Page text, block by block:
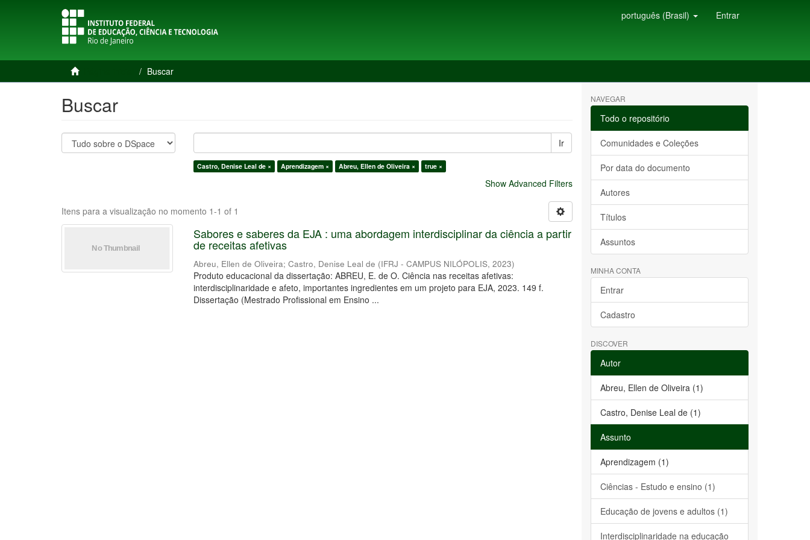
português (Brasil) Entrar
Buscar
Buscar
Ir
Castro, Denise Leal de × Aprendizagem × Abreu, Ellen de Oliveira × true ×
Show Advanced Filters
Itens para a visualização no momento 1-1 of 1
Sabores e saberes da EJA : uma abordagem interdisciplinar da ciência a partir
de receitas afetivas
Abreu, Ellen de Oliveira;Castro, Denise Leal de (IFRJ - CAMPUS NILÓPOLIS,2023)
Produto educacional da dissertação: ABREU, E. de O. Ciência nas receitas afetivas:
interdisciplinaridade e afeto, importantes ingredientes em um projeto para EJA, 2023. 149 f.
Dissertação (Mestrado Profissional em Ensino ...
NAVEGAR
Todo o repositório
Comunidades e Coleções
Por data do documento
Autores
Títulos
Assuntos
MINHA CONTA
Entrar
Cadastro
DISCOVER
Autor
Abreu, Ellen de Oliveira (1)
Castro, Denise Leal de (1)
Assunto
Aprendizagem (1)
Ciências - Estudo e ensino (1)
Educação de jovens e adultos (1)
Interdisciplinaridade na educação